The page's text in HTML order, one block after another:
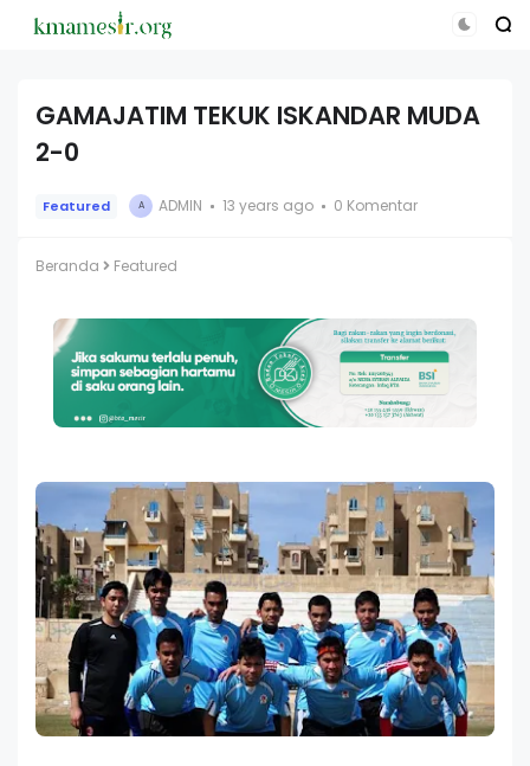
GAMAJATIM TEKUK ISKANDAR MUDA
2-0
Featured A ADMIN 13 years ago 0 Komentar
Beranda Featured